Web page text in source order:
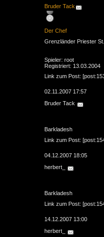
Bruder Tack
Der Chef
Grenzländer Priester
Spieler: root
Registriert: 13.03.2004
Link zum Post:
02.11.2007 17:57
Bruder Tack
Barkladesh
Link zum Post:
04.12.2007 18:05
herbert_
Barkladesh
Link zum Post:
14.12.2007 13:00
herbert_